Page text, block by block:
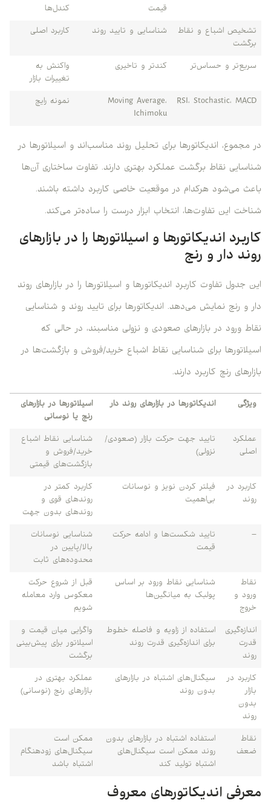
قیمت
کندل‌ها
تشخیص اشباع و نقاط
برگشت
شناسایی و تایید روند کاربرد اصلی
سریع‌تر و حساس‌تر کندتر و تاخیری
واکنش به
تغییرات بازار
RSI، Stochastic، MACD
Moving Average،
Ichimoku
نمونه رایج
در مجموع، اندیکاتورها برای تحلیل روند مناسب‌اند و اسیلاتورها در
شناسایی نقاط برگشت عملکرد بهتری دارند. تفاوت ساختاری آن‌ها
باعث می‌شود هرکدام در موقعیت خاصی کاربرد داشته باشند.
شناخت این تفاوت‌ها، انتخاب ابزار درست را ساده‌تر می‌کند.
کاربرد اندیکاتورها و اسیلاتورها را در بازارهای
روند دار و رنج
این جدول تفاوت کاربرد اندیکاتورها و اسیلاتورها را در بازارهای روند
دار و رنج نمایش می‌دهد. اندیکاتورها برای تایید روند و شناسایی
نقاط ورود در بازارهای صعودی و نزولی مناسبند، در حالی که
اسیلاتورها برای شناسایی نقاط اشباع خرید/فروش و بازگشت‌ها در
بازارهای رنج کاربرد دارند.
ویژگی اندیکاتورها در بازارهای روند دار
اسیلاتورها در بازارهای
رنج یا نوسانی
عملکرد
اصلی
تایید جهت حرکت بازار (صعودی/
نزولی)
شناسایی نقاط اشباع
خرید/فروش و
بازگشت‌های قیمتی
کاربرد در
روند
فیلتر کردن نویز و نوسانات
بی‌اهمیت
کاربرد کمتر در
روندهای قوی و
روندهای بدون جهت
–
تایید شکست‌ها و ادامه حرکت
قیمت
شناسایی نوسانات
بالا/پایین در
محدوده‌های ثابت
نقاط
ورود و
خروج
شناسایی نقاط ورود بر اساس
پولبک به میانگین‌ها
قبل از شروع حرکت
معکوس وارد معامله
شویم
اندازه‌گیری
قدرت
روند
استفاده از زاویه و فاصله خطوط
برای اندازه‌گیری قدرت روند
واگرایی میان قیمت و
اسیلاتور برای پیش‌بینی
برگشت
کاربرد در
بازار
بدون
روند
سیگنال‌های اشتباه در بازارهای
بدون روند
عملکرد بهتری در
بازارهای رنج (نوسانی)
نقاط
ضعف
استفاده اشتباه در بازارهای بدون
روند ممکن است سیگنال‌های
اشتباه تولید کند
ممکن است
سیگنال‌های زودهنگام
اشتباه باشد
معرفی اندیکاتورهای معروف